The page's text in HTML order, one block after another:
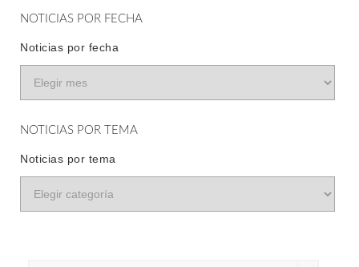
NOTICIAS POR FECHA
Noticias por fecha
NOTICIAS POR TEMA
Noticias por tema